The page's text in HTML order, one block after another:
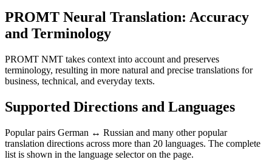
PROMT Neural Translation: Accuracy
and Terminology
PROMT NMT takes context into account and preserves
terminology, resulting in more natural and precise translations for
business, technical, and everyday texts.
Supported Directions and Languages
Popular pairs German ↔ Russian and many other popular
translation directions across more than 20 languages. The complete
list is shown in the language selector on the page.